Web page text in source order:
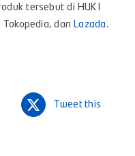
tersebut di HUKI
Tokopedia, danLazada.
Tweet this